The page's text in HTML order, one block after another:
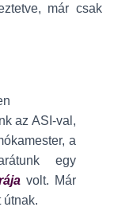
már csak
az ASI-val,
a
egy
volt. Már
útnak.